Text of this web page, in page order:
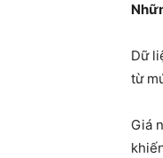
Dữ
từ
Giá